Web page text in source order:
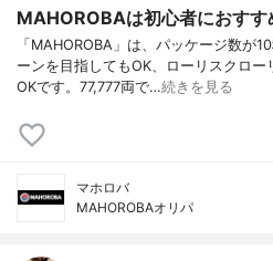
MAHOROBAは初心者におすす
「MAHOROBA」は、パッケージ数が
ーンを目指してもOK、ローリスクロ
OKです。77,777両で…続きを見る
マホロバ
MAHOROBAオリパ